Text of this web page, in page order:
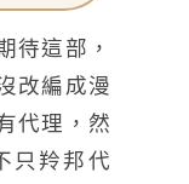
待這部，
改編成漫
代理，然
只羚邦代